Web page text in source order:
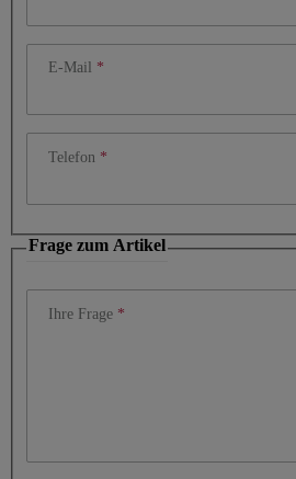
E-Mail
Telefon
Frage zum Artikel
Ihre Frage